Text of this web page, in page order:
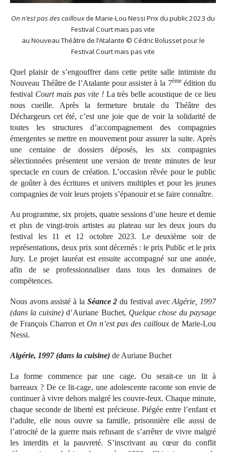
On n’est pas des caillouxde Marie-Lou Nessi Prix du public 2023 du
Festival Court mais pas vite
au Nouveau Théâtre de l’Atalante © Cédric Bolusset pour le
Festival Court mais pas vite
Quel plaisir de s’engouffrer dans cette petite salle intimiste du
Nouveau Théâtre de l’Atalante pour assister à la 7èmeédition du
festival Court mais pas vite !La très belle acoustique de ce lieu
nous cueille. Après la fermeture brutale du Théâtre des
Déchargeurs cet été, c’est une joie que de voir la solidarité de
toutes les structures d’accompagnement des compagnies
émergentes se mettre en mouvement pour assurer la suite. Après
une centaine de dossiers déposés, les six compagnies
sélectionnées présentent une version de trente minutes de leur
spectacle en cours de création. L’occasion rêvée pour le public
de goûter à des écritures et univers multiples et pour les jeunes
compagnies de voir leurs projets s’épanouir et se faire connaître.
Au programme, six projets, quatre sessions d’une heure et demie
et plus de vingt-trois artistes au plateau sur les deux jours du
festival les 11 et 12 octobre 2023. Le deuxième soir de
représentations, deux prix sont décernés : le prix Public et le prix
Jury. Le projet lauréat est ensuite accompagné sur une année,
afin de se professionnaliser dans tous les domaines de
compétences.
Nous avons assisté à la Séance 2 du festival avecAlgérie, 1997
(dans la cuisine) d’Auriane Buchet, Quelque chose du paysage
de François Charron et On n’est pas des cailloux de Marie-Lou
Nessi.
Algérie, 1997 (dans la cuisine) de Auriane Buchet
La forme commence par une cage. Ou serait-ce un lit à
barreaux ? De ce lit-cage, une adolescente raconte son envie de
continuer à vivre dehors malgré les couvre-feux. Chaque minute,
chaque seconde de liberté est précieuse. Piégée entre l’enfant et
l’adulte, elle nous ouvre sa famille, prisonnière elle aussi de
l’atrocité de la guerre mais refusant de s’arrêter de vivre malgré
les interdits et la pauvreté. S’inscrivant au cœur du conflit